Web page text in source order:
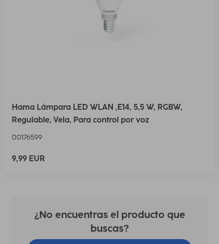
Hama Lámpara LED WLAN ,E14, 5,5 W, RGBW,
Regulable, Vela, Para control por voz
00176599
9,99 EUR
¿No encuentras el producto que
buscas?